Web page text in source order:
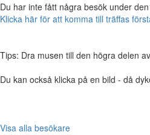
Du har inte fått några besök under
Klicka här för att komma till träffas
Tips: Dra musen till den högra delen
Du kan också klicka på en bild - då
Visa alla besökare